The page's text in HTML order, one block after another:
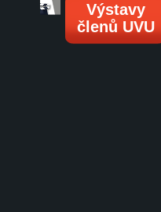
Výstavy
členů UVU